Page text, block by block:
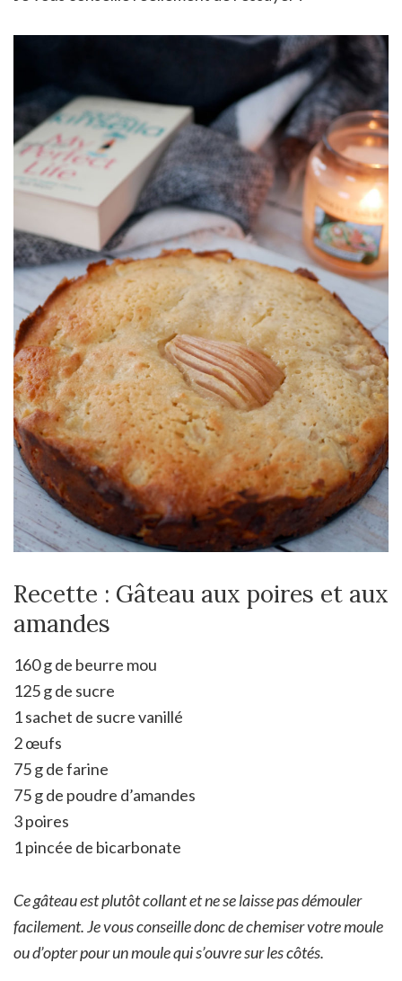
Recette : Gâteau aux poires et aux
amandes
160 g de beurre mou
125 g de sucre
1 sachet de sucre vanillé
2 œufs
75 g de farine
75 g de poudre d’amandes
3 poires
1 pincée de bicarbonate
Ce gâteau est plutôt collant et ne se laisse pas démouler
facilement. Je vous conseille donc de chemiser votre moule
ou d’opter pour un moule qui s’ouvre sur les côtés.